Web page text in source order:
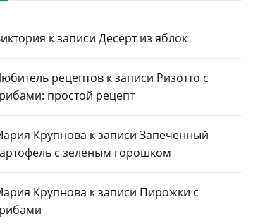
к записи Десерт из яблок
рецептовк записи Ризотто с
простой рецепт
Крупнова к записи Запеченный
с зеленым горошком
Крупнова к записи Пирожки с